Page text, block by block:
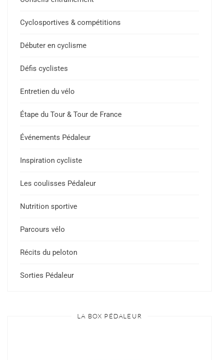
Cyclosportives & compétitions
Débuter en cyclisme
Défis cyclistes
Entretien du vélo
Étape du Tour & Tour de France
Événements Pédaleur
Inspiration cycliste
Les coulisses Pédaleur
Nutrition sportive
Parcours vélo
Récits du peloton
Sorties Pédaleur
LA BOX PÉDALEUR